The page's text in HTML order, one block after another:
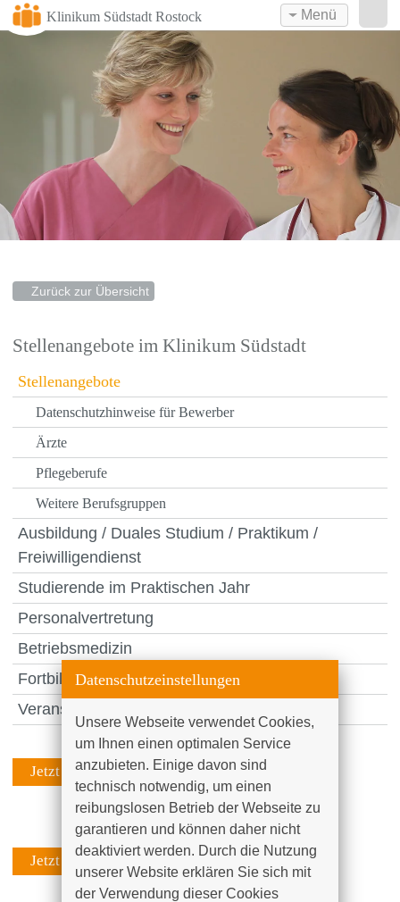
Klinikum Südstadt Rostock Menü
Zurück zur Übersicht
Stellenangebote im Klinikum Südstadt
Stellenangebote
Datenschutzhinweise für Bewerber
Ärzte
Pflegeberufe
Weitere Berufsgruppen
Ausbildung / Duales Studium / Praktikum /
Freiwilligendienst
Studierende im Praktischen Jahr
Personalvertretung
Betriebsmedizin
Fortbildung
Veranstaltungen
Jetzt bewerben
Jetzt bewerben
Datenschutzeinstellungen
Unsere Webseite verwendet Cookies,
um Ihnen einen optimalen Service
anzubieten. Einige davon sind
technisch notwendig, um einen
reibungslosen Betrieb der Webseite zu
garantieren und können daher nicht
deaktiviert werden. Durch die Nutzung
unserer Website erklären Sie sich mit
der Verwendung dieser Cookies